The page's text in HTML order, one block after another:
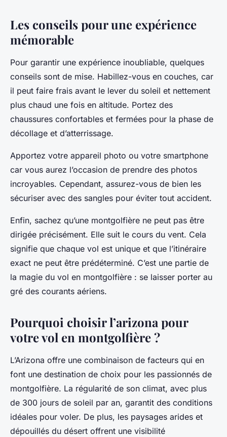
Les conseils pour une expérience
mémorable
Pour garantir une expérience inoubliable, quelques
conseils sont de mise. Habillez-vous en couches, car
il peut faire frais avant le lever du soleil et nettement
plus chaud une fois en altitude. Portez des
chaussures confortables et fermées pour la phase de
décollage et d’atterrissage.
Apportez votre appareil photo ou votre smartphone
car vous aurez l’occasion de prendre des photos
incroyables. Cependant, assurez-vous de bien les
sécuriser avec des sangles pour éviter tout accident.
Enfin, sachez qu’une montgolfière ne peut pas être
dirigée précisément. Elle suit le cours du vent. Cela
signifie que chaque vol est unique et que l’itinéraire
exact ne peut être prédéterminé. C’est une partie de
la magie du vol en montgolfière : se laisser porter au
gré des courants aériens.
Pourquoi choisir l’arizona pour
votre vol en montgolfière ?
L’Arizona offre une combinaison de facteurs qui en
font une destination de choix pour les passionnés de
montgolfière. La régularité de son climat, avec plus
de 300 jours de soleil par an, garantit des conditions
idéales pour voler. De plus, les paysages arides et
dépouillés du désert offrent une visibilité